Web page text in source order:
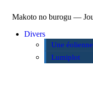
Makoto no burogu —
Divers
Une
Lumiplot